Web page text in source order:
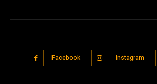
Facebook Instagram